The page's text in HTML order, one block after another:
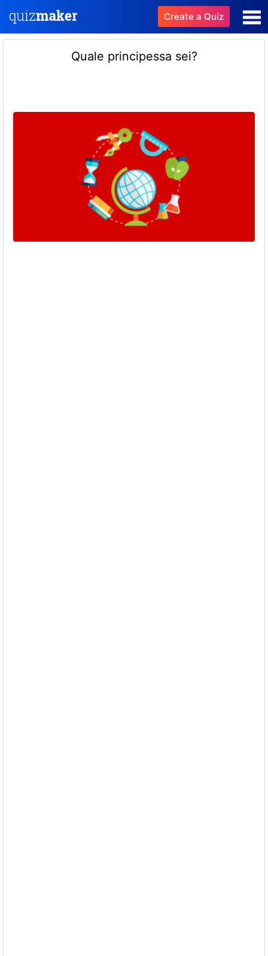
Create a Quiz
Quale principessa sei?